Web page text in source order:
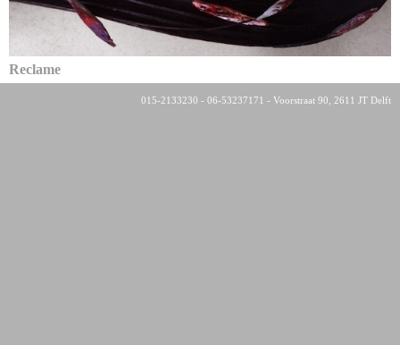
Reclame
015-2133230 - 06-53237171 - Voorstraat 90, 2611 JT Delft